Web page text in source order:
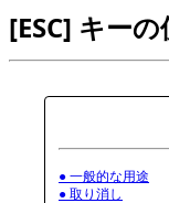
[ESC] キー
● 一般的な用途
● 取り消し